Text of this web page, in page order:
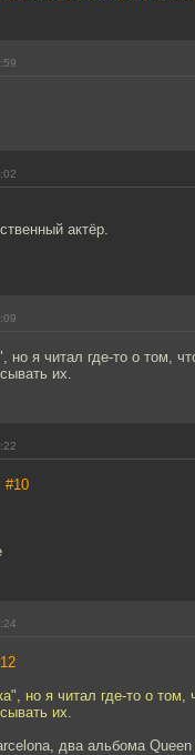
актёр.
но я читал где-то о том,
их.
#10
но я читал где-то о
их.
два альбома